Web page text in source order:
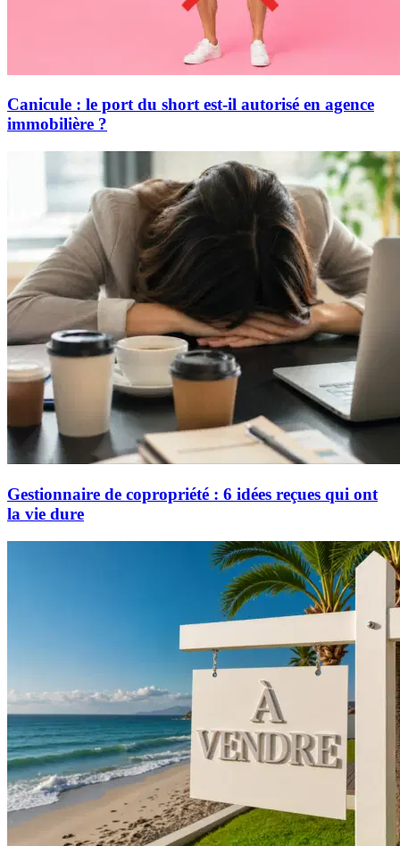
Canicule : le port du short est-il autorisé en agence
immobilière ?
Gestionnaire de copropriété : 6 idées reçues qui ont
la vie dure